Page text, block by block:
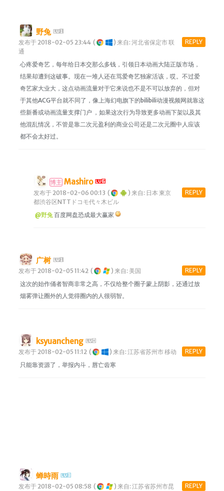
野兔
REPLY
发布于 2018-02-05 23:44 ( ) 来自: 河北省保定市 联
通
心疼爱奇艺，每年给日本交那么多钱，引领日本动画大陆正版市场，
结果却遭到这破事。现在一堆人还在骂爱奇艺独家活该，哎。不过爱
奇艺家大业大，这点动画流量对于它来说也不是不可以放弃的，但对
于其他ACG平台就不同了，像上海幻电旗下的bilibili动漫视频网就靠这
些新番或动画流量支撑门户 ，如果这次行为导致更多动画下架以及其
他混乱情况，不管是靠二次元盈利的商业公司还是二次元圈中人应该
都不会太好过。
博主 Mashiro
REPLY
发布于 2018-02-06 00:13 ( ) 来自: 日本 東京
都渋谷区NTTドコモ代々木ビル
@野兔百度网盘恐成最大赢家
广树
REPLY
发布于 2018-02-05 11:42 ( ) 来自: 美国
这次的始作俑者智商非常之高，不仅给整个圈子蒙上阴影，还通过放
烟雾弹让圈外的人觉得圈内的人很弱智。
ksyuancheng
REPLY
发布于 2018-02-05 11:12 ( ) 来自: 江苏省苏州市 移动
只能靠资源了，举报内斗，唇亡齿寒
蝉時雨
REPLY
发布于 2018-02-05 08:58 ( ) 来自: 江苏省苏州市昆